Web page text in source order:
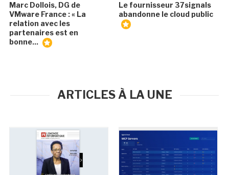
Marc Dollois, DG de
VMware France : « La
relation avec les
partenaires est en
bonne...
Le fournisseur 37signals
abandonne le cloud public
ARTICLES À LA UNE